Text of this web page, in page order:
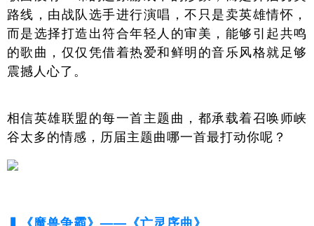
路线，由战队选手进行演唱，不只是卖英雄情怀，
而是选择打造出符合年轻人的审美，能够引起共鸣
的歌曲，仅仅凭借着热爱和鲜明的音乐风格就足够
震撼人心了。
相信英雄联盟的每一首主题曲，都承载着召唤师峡
谷太多的情感，历届主题曲哪一首最打动你呢？